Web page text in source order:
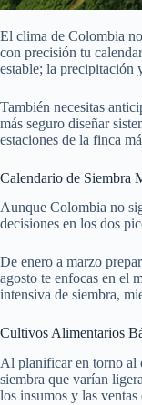
El clima de Colombia
con precisión tu
estable; la precipitación
También necesitas
más seguro diseñar
estaciones de la finca
Calendario de Siembra
Aunque Colombia no
decisiones en los dos
De enero a marzo
agosto te enfocas en el
intensiva de siembra,
Cultivos Alimentarios
Al planificar en torno al
siembra que varían
los insumos y las